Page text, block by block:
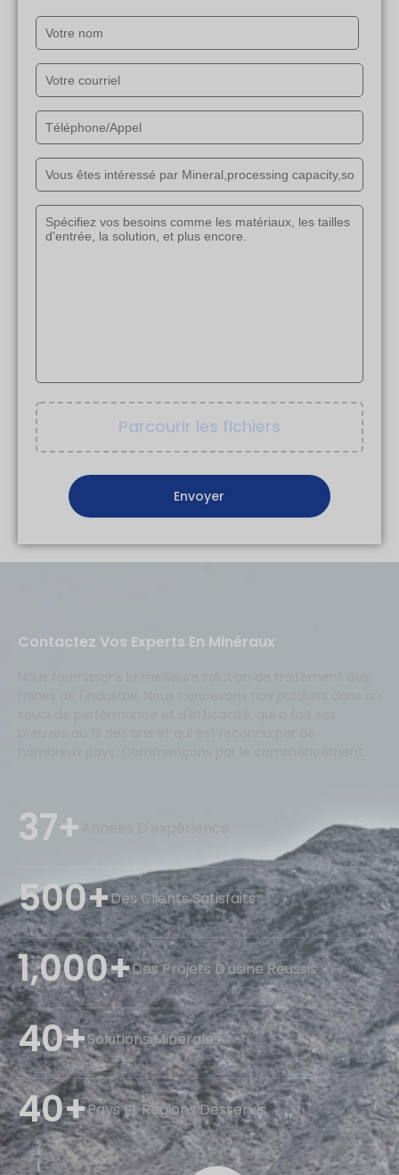
Parcourir les fichiers
Contactez Vos Experts En Minéraux
37+
500+Des Clients Satisfaits
1,000+Des Projets D'usine Réussis
40+Solutions Minérales
40+Pays Et Régions Desservis